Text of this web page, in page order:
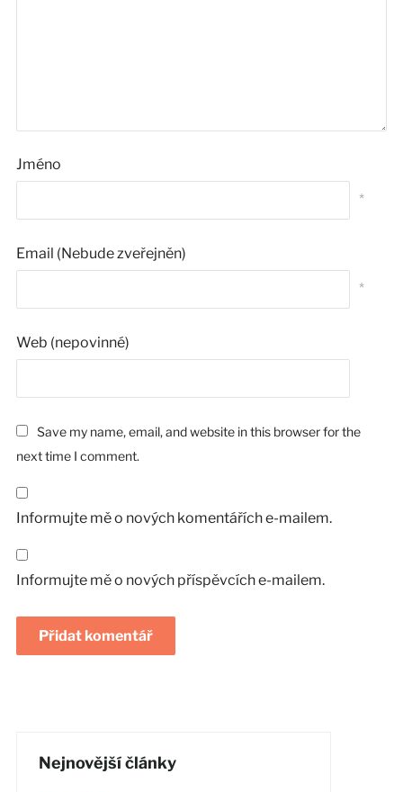
Jméno
*
Email (Nebude zveřejněn)
*
Web (nepovinné)
Save my name, email, and website in this browser for the
next time I comment.
Informujte mě o nových komentářích e-mailem.
Informujte mě o nových příspěvcích e-mailem.
Nejnovější články